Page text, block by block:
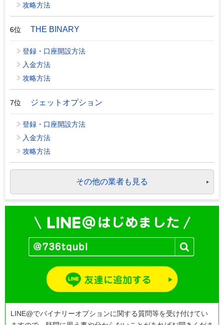
攻略方法
6位 THE BINARY
登録・口座開設方法
入金方法
攻略方法
7位 ジェットオプション
登録・口座開設方法
入金方法
攻略方法
その他の業者も見る
LINE@でバイナリーオプションに関する質問等を受け付けてい